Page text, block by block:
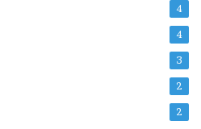
4
4
3
2
2